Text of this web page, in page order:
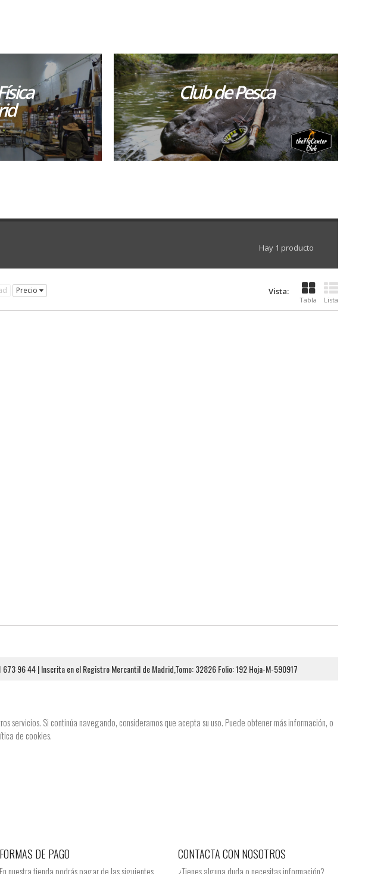
Club de Pesca
Hay 1 producto
Vista:
Tabla Lista
Precio
96 44 | Inscrita en el Registro Mercantil de Madrid,Tomo: 32826 Folio: 192 Hoja-M-590917
servicios. Si continúa navegando, consideramos que acepta su uso. Puede obtener más información, o
de cookies.
FORMAS DE PAGO
En nuestra tienda podrás pagar de las siguientes
CONTACTA CON NOSOTROS
¿Tienes alguna duda o necesitas información?